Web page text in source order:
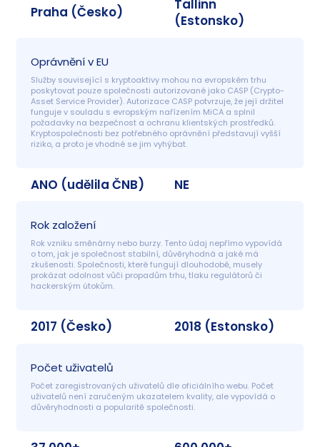
Praha (Česko)
Tallinn
(Estonsko)
Oprávnění v EU
Služby související s kryptoaktivy mohou na evropském trhu
poskytovat pouze společnosti autorizované jako CASP (Crypto-
Asset Service Provider). Autorizace CASP potvrzuje, že její držitel
funguje v souladu s evropským nařízením MiCA a splnil
požadavky na bezpečnost a ochranu klientských prostředků.
Kryptospolečnosti bez potřebného oprávnění představují vyšší
riziko, a proto je vhodné se jim vyhýbat.
ANO (udělila ČNB) NE
Rok založení
Rok vzniku směnárny nebo burzy. Tento údaj nepřímo vypovídá
o tom, jak je společnost stabilní, důvěryhodná a jaké má
zkušenosti. Společnosti, které fungují dlouhodobě, musely
prokázat odolnost vůči propadům trhu, tlaku regulátorů či
hackerským útokům.
2017 (Česko) 2018 (Estonsko)
Počet uživatelů
Počet zaregistrovaných uživatelů dle oficiálního webu. Počet
uživatelů není zaručeným ukazatelem kvality, ale vypovídá o
důvěryhodnosti a popularitě společnosti.